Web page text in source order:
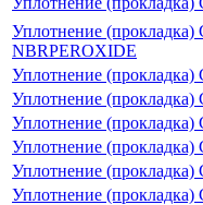
Уплотнение (прокладка)
NBRPEROXIDE
Уплотнение
Уплотнение
Уплотнение
Уплотнение
Уплотнение
Уплотнение